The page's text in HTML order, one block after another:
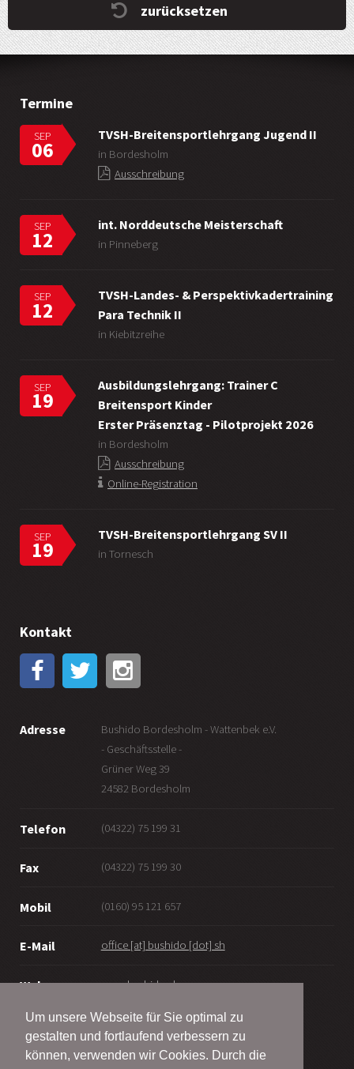
Um unsere Webseite für Sie optimal zu
gestalten und fortlaufend verbessern zu
können, verwenden wir Cookies. Durch die
zurücksetzen
Termine
SEP
06
TVSH-Breitensportlehrgang Jugend II
in Bordesholm
Ausschreibung
SEP
12
int. Norddeutsche Meisterschaft
in Pinneberg
SEP
12
TVSH-Landes- & Perspektivkadertraining
Para Technik II
in Kiebitzreihe
SEP
19
Ausbildungslehrgang: Trainer C
Breitensport Kinder
Erster Präsenztag - Pilotprojekt 2026
in Bordesholm
Ausschreibung
Online-Registration
SEP
19
TVSH-Breitensportlehrgang SV II
in Tornesch
Kontakt
Adresse
Bushido Bordesholm - Wattenbek e.V.
- Geschäftsstelle -
Grüner Weg 39
24582 Bordesholm
Telefon (04322) 75 199 31
Fax (04322) 75 199 30
Mobil (0160) 95 121 657
E-Mail office [at] bushido [dot] sh
Web www.bushido.sh